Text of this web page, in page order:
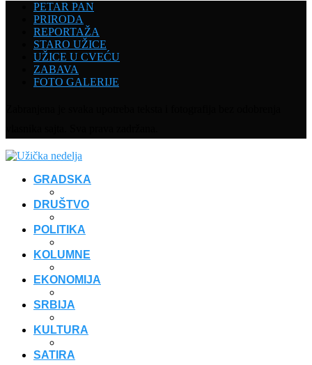
PETAR PAN
PRIRODA
REPORTAŽA
STARO UŽICE
UŽICE U CVEĆU
ZABAVA
FOTO GALERIJE
GRADSKA
DRUŠTVO
POLITIKA
KOLUMNE
EKONOMIJA
SRBIJA
KULTURA
SATIRA